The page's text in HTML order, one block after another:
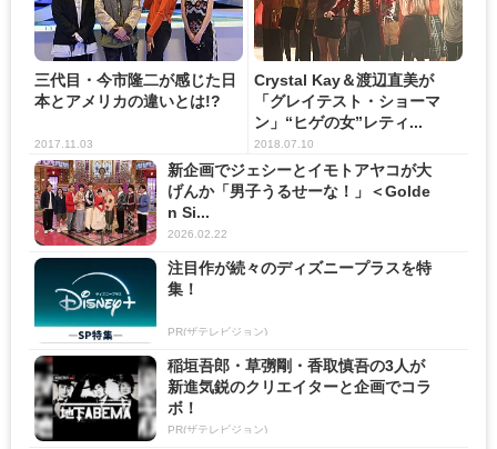
三代目・今市隆二が感じた日
本とアメリカの違いとは!?
2017.11.03
Crystal Kay＆渡辺直美が
「グレイテスト・ショーマ
ン」“ヒゲの女”レティ...
2018.07.10
新企画でジェシーとイモトアヤコが大
げんか「男子うるせーな！」＜Golde
n Si...
2026.02.22
注目作が続々のディズニープラスを特
集！
PR(ザテレビジョン)
稲垣吾郎・草彅剛・香取慎吾の3人が
新進気鋭のクリエイターと企画でコラ
ボ！
PR(ザテレビジョン)